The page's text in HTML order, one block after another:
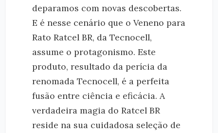
deparamos com novas descobertas.
E é nesse cenário que o Veneno para
Rato Ratcel BR, da Tecnocell,
assume o protagonismo. Este
produto, resultado da perícia da
renomada Tecnocell, é a perfeita
fusão entre ciência e eficácia. A
verdadeira magia do Ratcel BR
reside na sua cuidadosa seleção de